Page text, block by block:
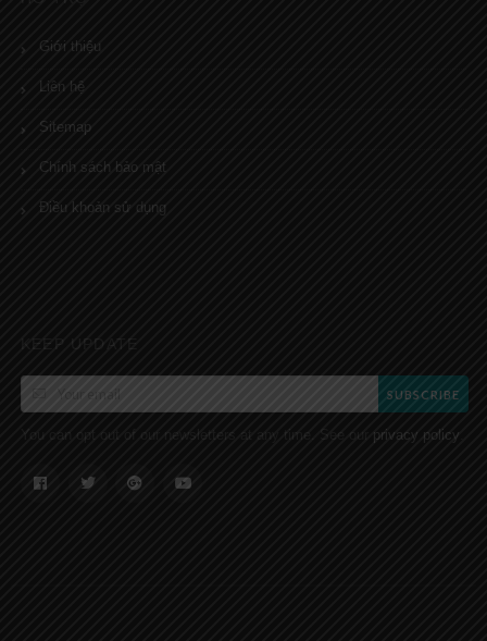
Giới thiệu
Liên hệ
Sitemap
Chính sách bảo mật
Điều khoản sử dụng
KEEP UPDATE
SUBSCRIBE
You can opt out of our newsletters at any time. See our privacy policy